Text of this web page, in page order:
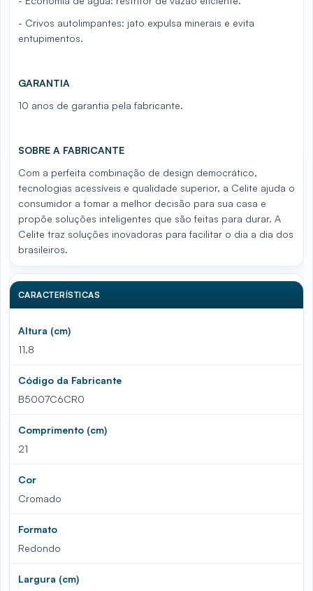
- Crivos autolimpantes: jato expulsa minerais e evita
entupimentos.
GARANTIA
10 anos de garantia pela fabricante.
SOBRE A FABRICANTE
Com a perfeita combinação de design democrático,
tecnologias acessíveis e qualidade superior, a Celite ajuda o
consumidor a tomar a melhor decisão para sua casa e
propõe soluções inteligentes que são feitas para durar. A
Celite traz soluções inovadoras para facilitar o dia a dia dos
brasileiros.
CARACTERÍSTICAS
Altura (cm)
11,8
Código da Fabricante
B5007C6CR0
Comprimento (cm)
21
Cor
Cromado
Formato
Redondo
Largura (cm)